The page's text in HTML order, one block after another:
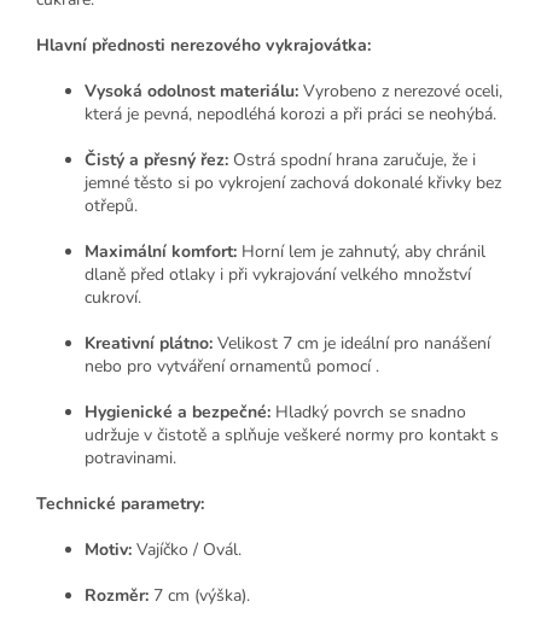
Hlavní přednosti nerezového vykrajovátka:
Vysoká odolnost materiálu: Vyrobeno z nerezové oceli,
která je pevná, nepodléhá korozi a při práci se neohýbá.
Čistý a přesný řez: Ostrá spodní hrana zaručuje, že i
jemné těsto si po vykrojení zachová dokonalé křivky bez
otřepů.
Maximální komfort: Horní lem je zahnutý, aby chránil
dlaně před otlaky i při vykrajování velkého množství
cukroví.
Kreativní plátno: Velikost 7 cm je ideální pro nanášení
nebo pro vytváření ornamentů pomocí .
Hygienické a bezpečné: Hladký povrch se snadno
udržuje v čistotě a splňuje veškeré normy pro kontakt s
potravinami.
Technické parametry:
Motiv: Vajíčko / Ovál.
Rozměr: 7 cm (výška).